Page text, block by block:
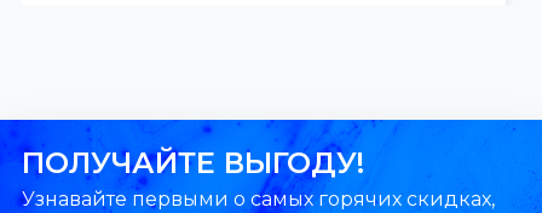
ПОЛУЧАЙТЕ ВЫГОДУ!
Узнавайте первыми о самых горячих скидках,